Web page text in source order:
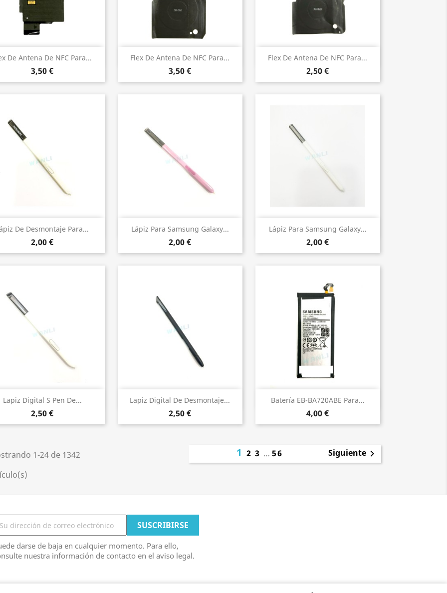
De Antena De NFC Para...
3,50 €
Vista rápida Flex De Antena De NFC Para...
3,50 €
Vista rápida Flex De Antena De NFC Para...
2,50 €
Vista rápida
De Desmontaje Para...
2,00 €
 Vista rápida Lápiz Para Samsung Galaxy...
2,00 €
Vista rápida Lápiz Para Samsung Galaxy...
2,00 €
Vista rápida
Lapiz Digital S Pen De...
2,50 €
Vista rápida Lapiz Digital De Desmontaje...
2,50 €
Vista rápida Batería EB-BA720ABE Para...
4,00 €
Vista rápida
1-24 de 1342
123 … 56 Siguiente
darse de baja en cualquier momento. Para ello,
nuestra información de contacto en el aviso legal.